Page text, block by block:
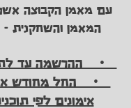
עם מאמן הקבוצה
המאמן והשחקנית -
• ההרשמה עד לתאריך
• החל מחודש
אימונים לפי